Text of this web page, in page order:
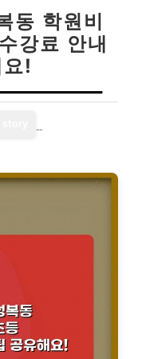
동 학원비
강료 안내
!